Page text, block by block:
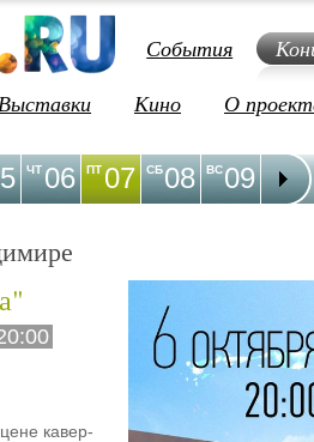
События
Кино О
06
ЧТ 07
ПТ 08
СБ 09
ВС 10
ПН
кавер-